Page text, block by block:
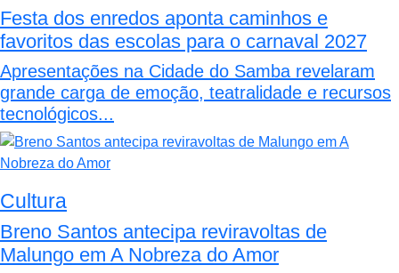
Festa dos enredos aponta caminhos e
favoritos das escolas para o carnaval 2027
Apresentações na Cidade do Samba revelaram
grande carga de emoção, teatralidade e recursos
tecnológicos...
Cultura
Breno Santos antecipa reviravoltas de
Malungo em A Nobreza do Amor